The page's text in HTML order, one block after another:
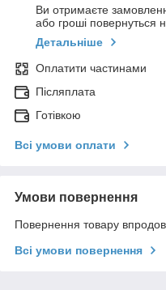
Ви отримаєте
або гроші повернуться
Детальніше
Оплатити частинами
Післяплата
Готівкою
Всі умови оплати
Умови повернення
Повернення товару
Всі умови повернення